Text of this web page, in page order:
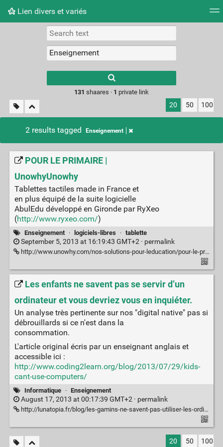
Lien divers et variés
Picture wall
results.
131 shaares · 1 private link
20 50 100
2 results tagged Enseignement
POUR LE PRIMAIRE |
UnowhyUnowhy
Tablettes tactiles made in France et
en plus équipé de la suite logicielle
AbulEdu développé en Gironde par RyXeo
(http://www.ryxeo.com/)
Enseignement · logiciels-libres · tablette
September 5, 2013 at 16:19:43 GMT+2 · permalink
http://www.unowhy.com/nos-solutions-pour-leducation/pour-le-primaire/
Les enfants ne savent pas se servir d’un
ordinateur et vous devriez vous en inquiéter.
Un analyse très pertinente sur nos "digital native" pas si
débrouillards si ce n'est dans la
consommation.
L'article original écris par un enseignant anglais et
accessible ici :
http://www.coding2learn.org/blog/2013/07/29/kids-
cant-use-computers/
Informatique · Enseignement
August 17, 2013 at 00:17:39 GMT+2 · permalink
http://lunatopia.fr/blog/les-gamins-ne-savent-pas-utiliser-les-ordinateurs
20 50 100